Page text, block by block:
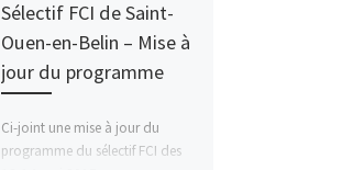
Sélectif FCI de Saint-
Ouen-en-Belin – Mise à
jour du programme
Ci-joint une mise à jour du
programme du sélectif FCI des